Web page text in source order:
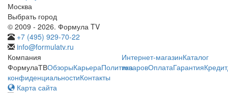
Москва
Выбрать город
© 2009 - 2026. Формула TV
+7 (495) 929-70-22
info@formulatv.ru
Компания
ФормулаТВОбзорыКарьераПолитика
конфиденциальностиКонтакты
Интернет-магазинКаталог
товаровОплатаГарантияКредит
Карта сайта